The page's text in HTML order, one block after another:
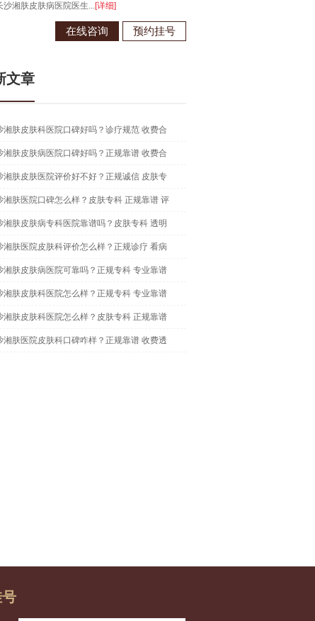
沙湘肤皮肤病医院医生...[详细]
在线咨询 预约挂号
文章
湘肤皮肤科医院口碑好吗？诊疗规范 收费合
湘肤皮肤病医院口碑好吗？正规靠谱 收费合
湘肤皮肤医院评价好不好？正规诚信 皮肤专
湘肤医院口碑怎么样？皮肤专科 正规靠谱 评
湘肤皮肤病专科医院靠谱吗？皮肤专科 透明
湘肤医院皮肤科评价怎么样？正规诊疗 看病
湘肤皮肤病医院可靠吗？正规专科 专业靠谱
湘肤皮肤科医院怎么样？正规专科 专业靠谱
湘肤皮肤科医院怎么样？皮肤专科 正规靠谱
湘肤医院皮肤科口碑咋样？正规靠谱 收费透